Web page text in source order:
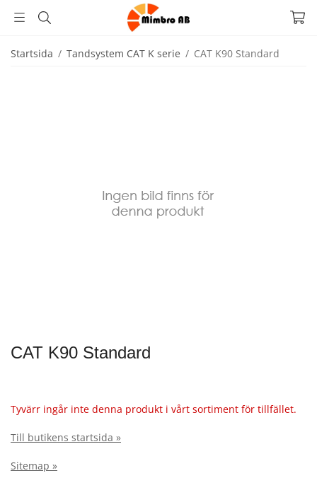
Startsida / Tandsystem CAT K serie / CAT K90 Standard
CAT K90 Standard
Tyvärr ingår inte denna produkt i vårt sortiment för tillfället.
Till butikens startsida »
Sitemap »